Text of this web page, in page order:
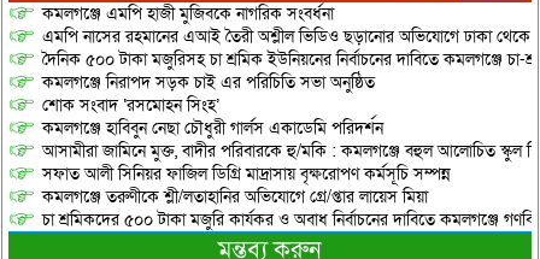
কমলগঞ্জে এমপি হাজী মুজিবকে নাগরিক সংবর্ধনা
এমপি নাসের রহমানের এআই তৈরী অশ্লীল ভিডিও ছড়ানোর অভিযোগে ঢাকা থেকে
দৈনিক ৫০০ টাকা মজুরিসহ চা শ্রমিক ইউনিয়নের নির্বাচনের দাবিতে কমলগঞ্জে চা-
কমলগঞ্জে নিরাপদ সড়ক চাই এর পরিচিতি সভা অনুষ্ঠিত
শোক সংবাদ ‘রসমোহন সিংহ’
কমলগঞ্জে হাবিবুন নেছা চৌধুরী গার্লস একাডেমি পরিদর্শন
আসামীরা জামিনে মুক্ত, বাদীর পরিবারকে হু/মকি : কমলগঞ্জে বহুল আলোচিত স্কুল
সফাত আলী সিনিয়র ফাজিল ডিগ্রি মাদ্রাসায় বৃক্ষরোপণ কর্মসূচি সম্পন্ন
কমলগঞ্জে তরুণীকে শ্লী/লতাহানির অভিযোগে গ্রে/প্তার লায়েস মিয়া
চা শ্রমিকদের ৫০০ টাকা মজুরি কার্যকর ও অবাধ নির্বাচনের দাবিতে কমলগঞ্জে
মন্তব্য করুন